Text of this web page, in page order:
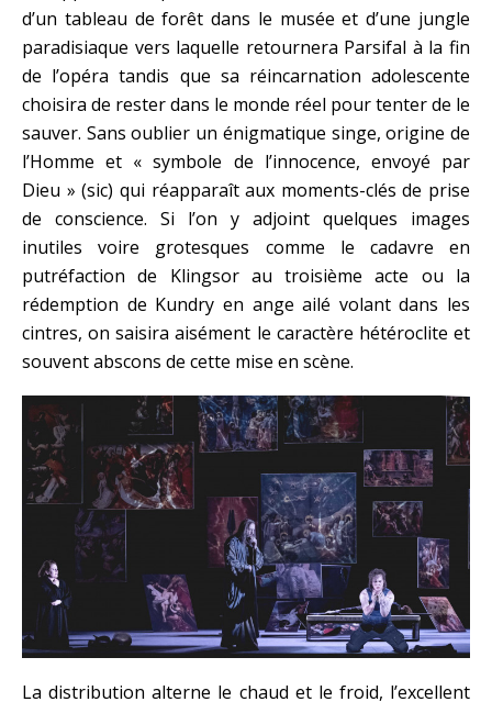
d’un tableau de forêt dans le musée et d’une jungle
paradisiaque vers laquelle retournera Parsifal à la fin
de l’opéra tandis que sa réincarnation adolescente
choisira de rester dans le monde réel pour tenter de le
sauver. Sans oublier un énigmatique singe, origine de
l’Homme et « symbole de l’innocence, envoyé par
Dieu » (sic) qui réapparaît aux moments-clés de prise
de conscience. Si l’on y adjoint quelques images
inutiles voire grotesques comme le cadavre en
putréfaction de Klingsor au troisième acte ou la
rédemption de Kundry en ange ailé volant dans les
cintres, on saisira aisément le caractère hétéroclite et
souvent abscons de cette mise en scène.
La distribution alterne le chaud et le froid, l’excellent